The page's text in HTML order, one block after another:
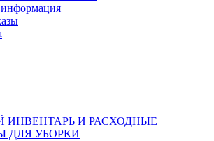
ИНВЕНТАРЬ И РАСХОДНЫЕ
ДЛЯ УБОРКИ